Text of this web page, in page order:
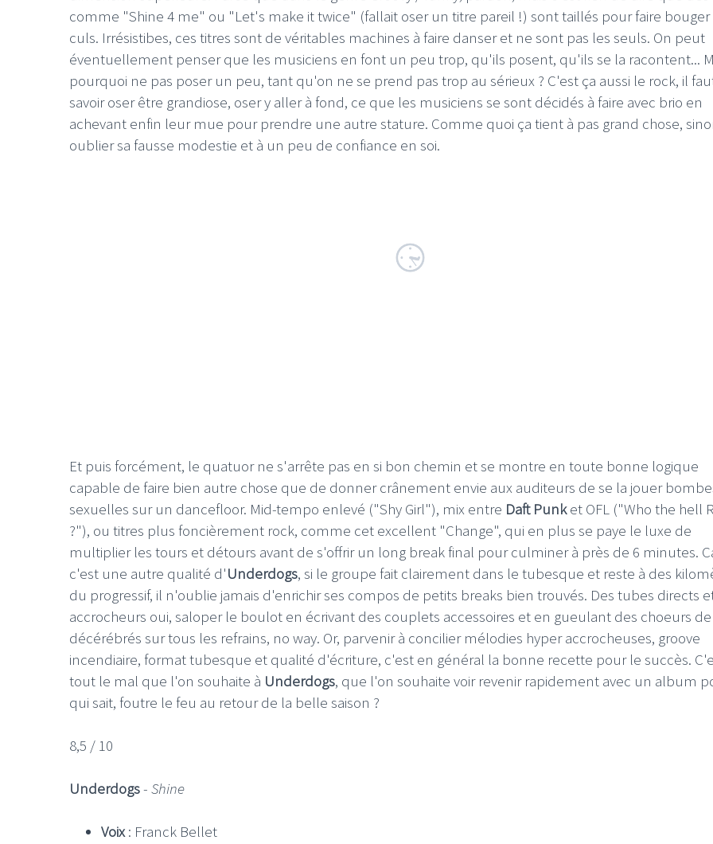
comme "Shine 4 me" ou "Let's make it twice" (fallait oser un titre pareil !) sont taillés pour faire bouger
culs. Irrésistibes, ces titres sont de véritables machines à faire danser et ne sont pas les seuls. On peut
éventuellement penser que les musiciens en font un peu trop, qu'ils posent, qu'ils se la racontent...
pourquoi ne pas poser un peu, tant qu'on ne se prend pas trop au sérieux ? C'est ça aussi le rock, il
savoir oser être grandiose, oser y aller à fond, ce que les musiciens se sont décidés à faire avec brio en
achevant enfin leur mue pour prendre une autre stature. Comme quoi ça tient à pas grand chose,
oublier sa fausse modestie et à un peu de confiance en soi.
Et puis forcément, le quatuor ne s'arrête pas en si bon chemin et se montre en toute bonne logique
capable de faire bien autre chose que de donner crânement envie aux auditeurs de se la jouer
sexuelles sur un dancefloor. Mid-tempo enlevé ("Shy Girl"), mix entre Daft Punket OFL ("Who the hell
?"), ou titres plus foncièrement rock, comme cet excellent "Change", qui en plus se paye le luxe de
multiplier les tours et détours avant de s'offrir un long break final pour culminer à près de 6 minutes.
c'est une autre qualité d'Underdogs, si le groupe fait clairement dans le tubesque et reste à des
du progressif, il n'oublie jamais d'enrichir ses compos de petits breaks bien trouvés. Des tubes directs
accrocheurs oui, saloper le boulot en écrivant des couplets accessoires et en gueulant des choeurs de
décérébrés sur tous les refrains, no way. Or, parvenir à concilier mélodies hyper accrocheuses, groove
incendiaire, format tubesque et qualité d'écriture, c'est en général la bonne recette pour le succès.
tout le mal que l'on souhaite à Underdogs, que l'on souhaite voir revenir rapidement avec un album
qui sait, foutre le feu au retour de la belle saison ?
8,5 / 10
Underdogs- Shine
Voix: Franck Bellet
LE GROS RIFFIFI –